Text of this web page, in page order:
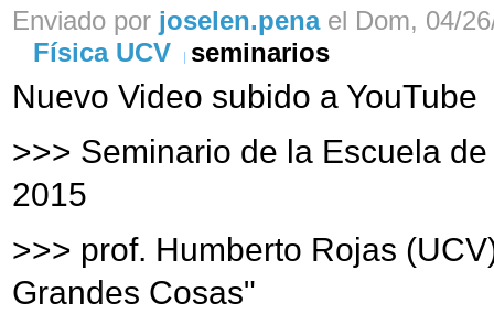
Enviado por joselen.penael Dom, 04/
Física UCV
seminarios
Nuevo Video subido a YouTube
>>> Seminario de la Escuela
2015
>>> prof. Humberto Rojas
Grandes Cosas"